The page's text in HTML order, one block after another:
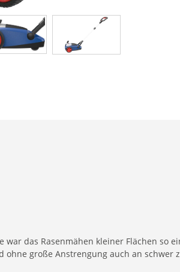
war das Rasenmähen kleiner Flächen so
große Anstrengung auch an schwer